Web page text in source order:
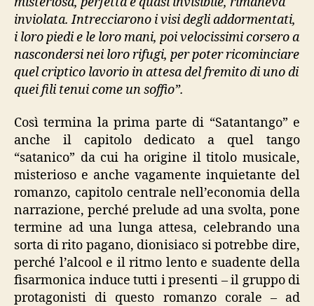
inviolata. Intrecciarono i visi degli addormentati,
i loro piedi e le loro mani, poi velocissimi corsero a
nascondersi nei loro rifugi, per poter ricominciare
quel criptico lavorio in attesa del fremito di uno di
quei fili tenui come un soffio”.
Così termina la prima parte di “Satantango” e
anche il capitolo dedicato a quel tango
“satanico” da cui ha origine il titolo musicale,
misterioso e anche vagamente inquietante del
romanzo, capitolo centrale nell’economia della
narrazione, perché prelude ad una svolta, pone
termine ad una lunga attesa, celebrando una
sorta di rito pagano, dionisiaco si potrebbe dire,
perché l’alcool e il ritmo lento e suadente della
fisarmonica induce tutti i presenti – il gruppo di
protagonisti di questo romanzo corale – ad